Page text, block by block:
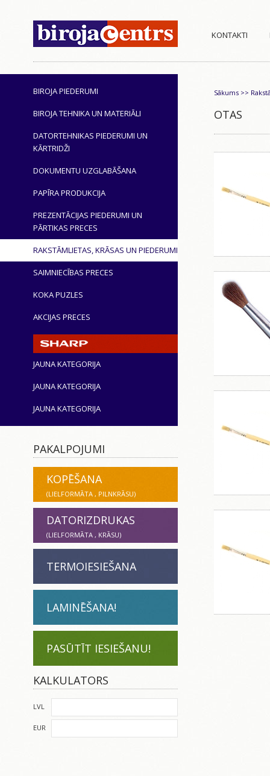
KONTAKTI
BIROJA PIEDERUMI
BIROJA TEHNIKA UN MATERIĀLI
DATORTEHNIKAS PIEDERUMI UN
KĀRTRIDŽI
DOKUMENTU UZGLABĀŠANA
PAPĪRA PRODUKCIJA
PREZENTĀCIJAS PIEDERUMI UN
PĀRTIKAS PRECES
RAKSTĀMLIETAS, KRĀSAS UN PIEDERUMI
SAIMNIECĪBAS PRECES
KOKA PUZLES
AKCIJAS PRECES
JAUNA KATEGORIJA
JAUNA KATEGORIJA
JAUNA KATEGORIJA
Sākums >>
OTAS
PAKALPOJUMI
KOPĒŠANA
(LIELFORMĀTA , PILNKRĀSU)
DATORIZDRUKAS
(LIELFORMĀTA , KRĀSU)
TERMOIESIEŠANA
LAMINĒŠANA!
PASŪTĪT IESIEŠANU!
KALKULATORS
LVL
EUR